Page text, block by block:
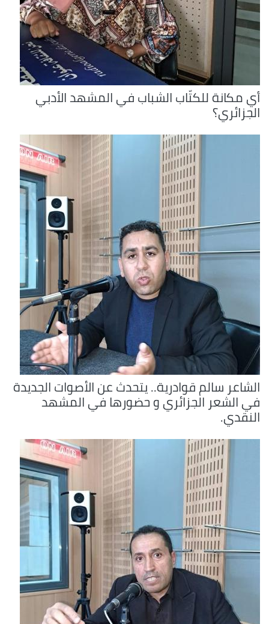
أي مكانة للكتّاب الشباب في المشهد الأدبي
الجزائري؟
الشاعر سالم قوادرية.. يتحدث عن الأصوات الجديدة
في الشعر الجزائري و حضورها في المشهد
النقدي.